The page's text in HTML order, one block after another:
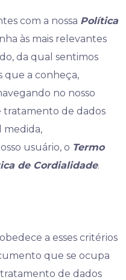
com a nossa Política
às mais relevantes
da qual sentimos
que a conheça,
no nosso
tratamento de dados
medida,
usuário, o Termo
de Cordialidade.
a esses critérios
que se ocupa
de dados